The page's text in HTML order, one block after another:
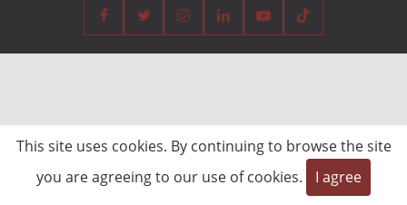
This site uses cookies. By continuing to browse the site
you are agreeing to our use of cookies.
I agree